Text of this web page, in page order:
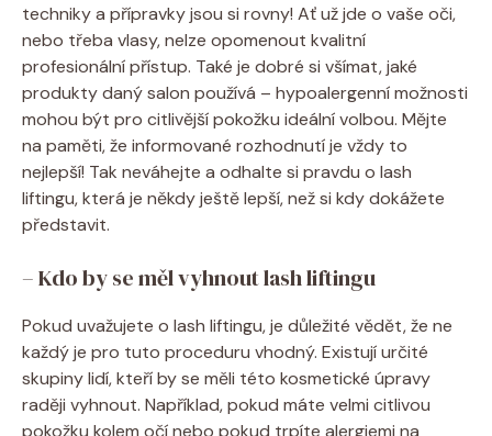
techniky a přípravky jsou si rovny! Ať už jde o vaše oči,
nebo třeba vlasy, nelze opomenout kvalitní
profesionální přístup. Také je dobré si všímat, jaké
produkty daný salon používá – hypoalergenní možnosti
mohou být pro citlivější pokožku ideální volbou. Mějte
na paměti, že informované rozhodnutí je vždy to
nejlepší! Tak neváhejte a odhalte si pravdu o lash
liftingu, která je někdy ještě lepší, než si kdy dokážete
představit.
– Kdo by se měl vyhnout lash liftingu
Pokud uvažujete o lash liftingu, je důležité vědět, že ne
každý je pro tuto proceduru vhodný. Existují určité
skupiny lidí, kteří by se měli této kosmetické úpravy
raději vyhnout. Například, pokud máte velmi citlivou
pokožku kolem očí nebo pokud trpíte alergiemi na